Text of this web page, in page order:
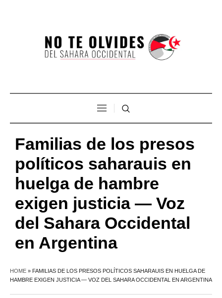
Familias de los presos
políticos saharauis en
huelga de hambre
exigen justicia — Voz
del Sahara Occidental
en Argentina
HOME » FAMILIAS DE LOS PRESOS POLÍTICOS SAHARAUIS EN HUELGA DE
HAMBRE EXIGEN JUSTICIA — VOZ DEL SAHARA OCCIDENTAL EN ARGENTINA